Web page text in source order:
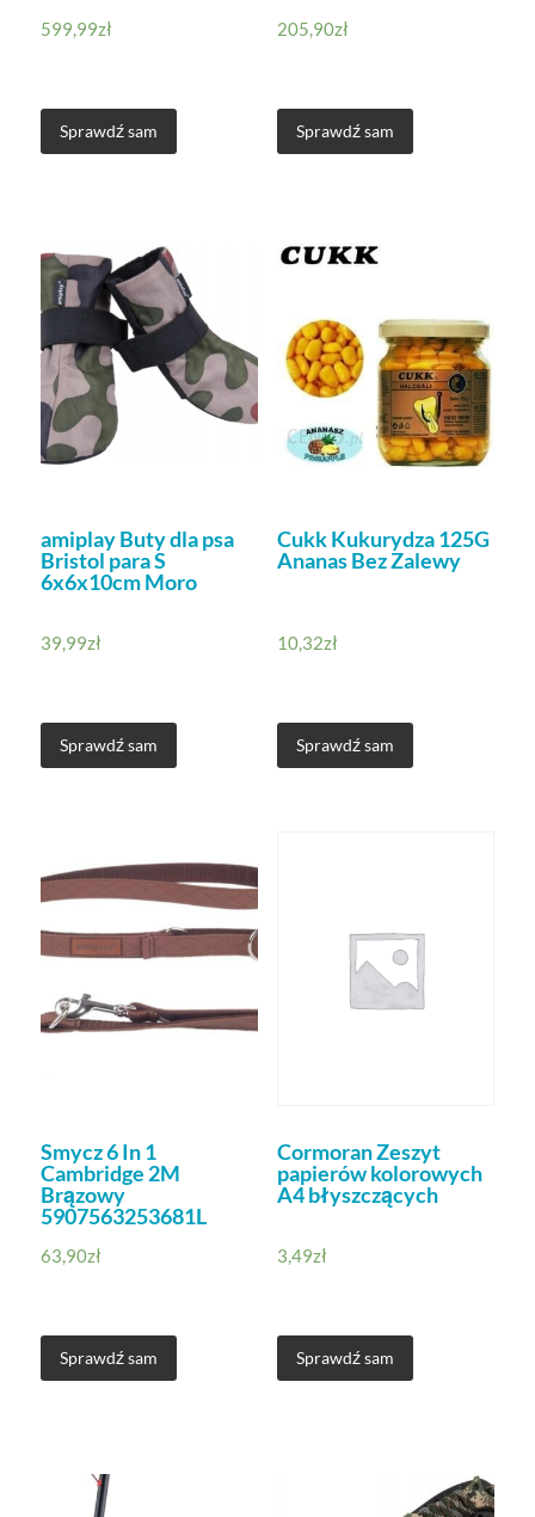
599,99zł
Sprawdź sam
205,90zł
Sprawdź sam
amiplay Buty dla psa
Bristol para S
6x6x10cm Moro
39,99zł
Sprawdź sam
Cukk Kukurydza 125G
Ananas Bez Zalewy
10,32zł
Sprawdź sam
Smycz 6 In 1
Cambridge 2M
Brązowy
5907563253681L
63,90zł
Sprawdź sam
Cormoran Zeszyt
papierów kolorowych
A4 błyszczących
3,49zł
Sprawdź sam